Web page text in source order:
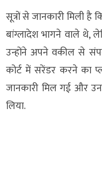
सूत्रों से जानकारी मिली
बांग्लादेश भागने वाले थे,
उन्होंने अपने वकील से
कोर्ट में सरेंडर करने का
जानकारी मिल गई और
लिया.